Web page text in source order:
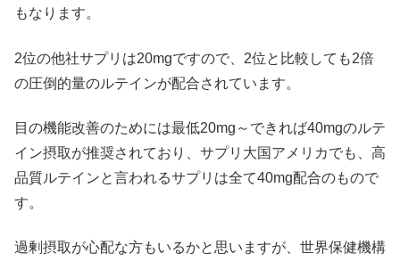
もなります。
2位の他社サプリは20mgですので、2位と比較しても2倍
の圧倒的量のルテインが配合されています。
目の機能改善のためには最低20mg～できれば40mgのルテ
イン摂取が推奨されており、サプリ大国アメリカでも、高
品質ルテインと言われるサプリは全て40mg配合のもので
す。
過剰摂取が心配な方もいるかと思いますが、世界保健機構